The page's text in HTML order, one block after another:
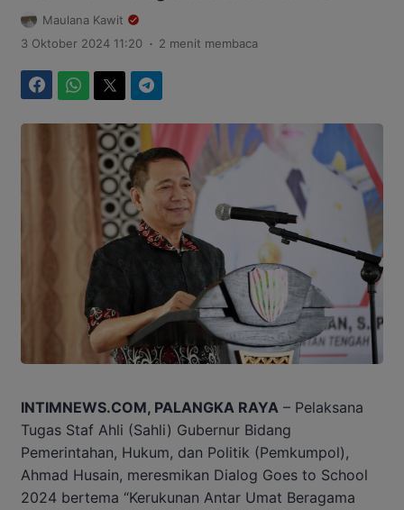
Maulana Kawit
3 Oktober 2024 11:20 . 2 menit membaca
INTIMNEWS.COM, PALANGKA RAYA – Pelaksana
Tugas Staf Ahli (Sahli) Gubernur Bidang
Pemerintahan, Hukum, dan Politik (Pemkumpol),
Ahmad Husain, meresmikan Dialog Goes to School
2024 bertema “Kerukunan Antar Umat Beragama